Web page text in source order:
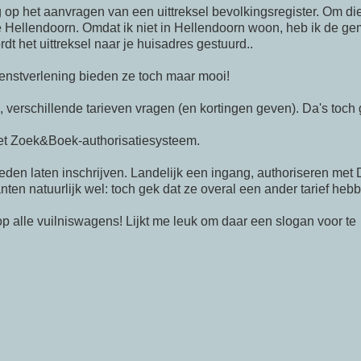
het aanvragen van een uittreksel bevolkingsregister. Om
Omdat ik niet in Hellendoorn woon, heb ik de
het uittreksel naar je huisadres gestuurd..
bieden ze toch maar mooi!
tarieven vragen (en kortingen geven). Da's toch
Zoek&Boek-authorisatiesysteem.
laten inschrijven. Landelijk een ingang, authoriseren met
natuurlijk wel: toch gek dat ze overal een ander tarief
alle vuilniswagens! Lijkt me leuk om daar een slogan voor te